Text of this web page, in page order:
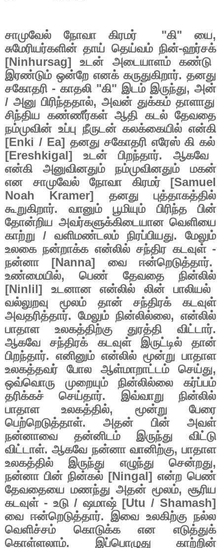
சாமுவேல் நோவா கிரமர் "கி" யை,
சுமேரியர்களின் தாய் தெய்வம் நின்-ஹர்சக்
[Ninhursag]உடன் அடையாளம்
கண்டு
இரண்டும் ஒன்றே எனக் கருதுகிறார். தனது
சகோதரி - காதலி "கி" இடம் இருந்து, அன்
/ அனு பிரிந்ததால், அவன் துக்கம் தாளாது
சிந்திய கண்ணீர்கள் ஆதி கடல் தேவதை
நம்முவின் உப்பு நீருடன் கலக்கையில் என்கி
[Enki / Ea] தனது சகோதரி எரேஸ் கி கல்
[Ereshkigal] உடன் பிறந்தார். ஆகவே
என்கி
அனுவினதும் நம்முவினதும்
மகன்
என
சாமுவேல் நோவா கிரமர்[Samuel
Noah Kramer] தனது
புத்தாகத்தில்
கூறுகிறார். வானும் பூமியும் பிரிந்த
பின்
தோன்றிய அவர்களுக்கிடையான வெளியை
காற்று / வளிமண்டலம் நிரப்பியது. மேலும்
உலகை நன்றாக்க என்லில் சந்திர கடவுள்-
நன்னா [Nanna] வை ஈன்றெடுத்தார்.
உண்மையில்,பெண் தேவதை
நின்லில்
[Ninlil] உடனான என்லில் லின்
பாலியல்
வல்லுறவு
மூலம் தான் சந்திரக்
கடவுள்
அவதரித்தார். மேலும் நின்லில்லை, என்லில்
பாதாள
உலகத்திற்கு துரத்தி விட்டார்.
ஆகவே
சந்திரக் கடவுள் இருட்டில்
தான்
பிறந்தார். எனினும் என்லில் மூன்று பாதாள
உலகத்தவர்
போல ஆள்மாறாட்டம் செய்து,
ஒவ்வொரு
முறையும் நின்லில்லை
கர்ப்பம்
தரிக்கச்
செய்தார். இவ்வாறு
நின்லில்
பாதாள
உலகத்தில், மூன்று
பேரை
பெற்றெடுத்தாள்.அதன் பின்
அவள்
நன்னாவை
தன்னிடம் இருந்து
விட்டு
விட்டாள்.ஆகவே நன்னா வானிற்கு, பாதாள
உலகத்தில்
இருந்து எழுந்து சென்றது,
நன்னா பின் நின்கல் [Ningal] என்ற பெண்
தேவதையை மணந்து அதன் மூலம், சூரிய
கடவுள்- உடு/ ஷமாஷ் [Utu / Shamash]
வை ஈன்றெடுத்தார். இவை உலகிற்கு நல்ல
வெளிச்சம்
கொடுக்க என
எடுத்துக்
கொள்ளலாம். இப்பொழுது காற்றின்